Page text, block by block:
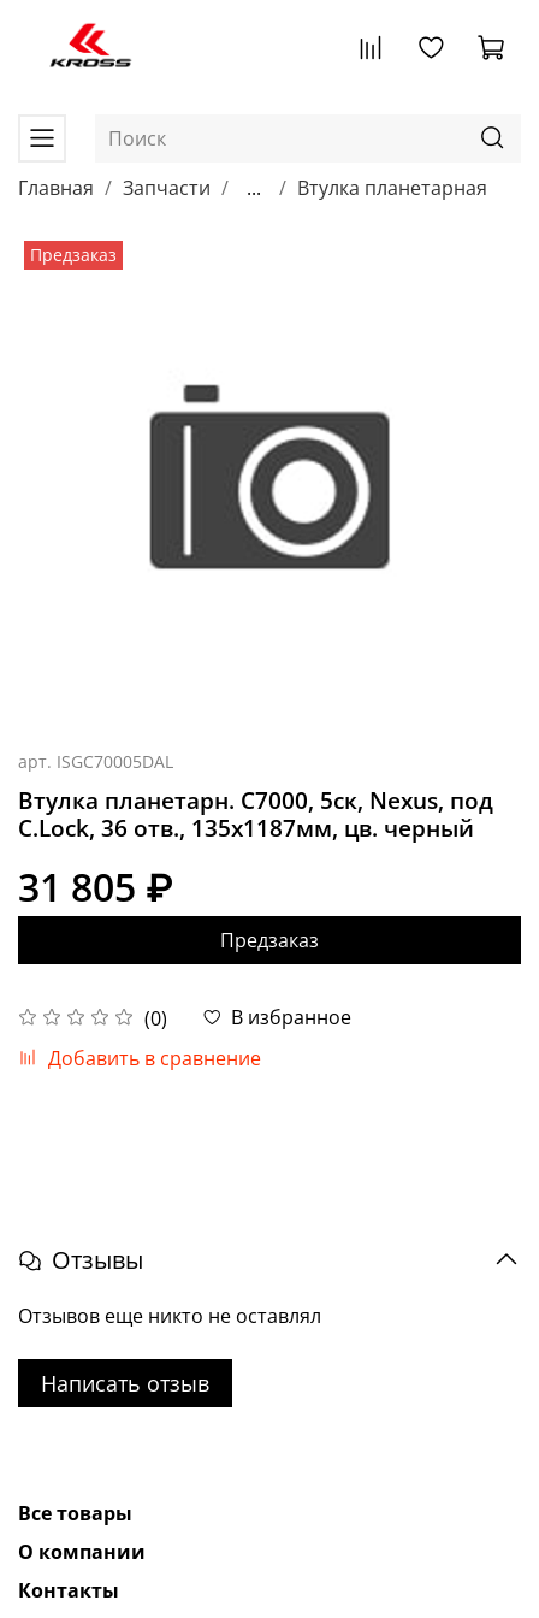
Главная Запчасти ... Втулка планетарная
Предзаказ
арт. ISGC70005DAL
Втулка планетарн. C7000, 5ск, Nexus, под
C.Lock, 36 отв., 135x1187мм, цв. черный
(0)
В избранное
Добавить в сравнение
31 805 ₽
Предзаказ
Отзывы
Отзывов еще никто не оставлял
Написать отзыв
Все товары
О компании
Контакты